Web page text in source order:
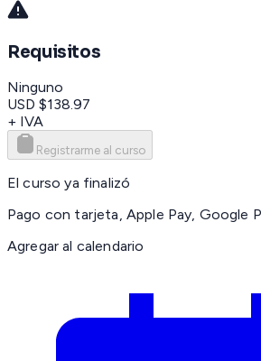
Requisitos
Ninguno
USD $138.97
+ IVA
Registrarme al curso
El curso ya finalizó
Pago con tarjeta, Apple Pay, Google
Agregar al calendario